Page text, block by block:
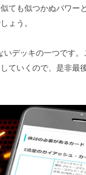
ても似つかぬパワー
ょう。
デッキの一つです
ていくので、是非最